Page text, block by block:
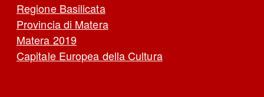
Regione Basilicata
Provincia di Matera
Matera 2019
Capitale Europea della Cultura